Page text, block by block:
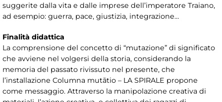
suggerite dalla vita e dalle imprese dell’imperatore Traiano,
ad esempio: guerra, pace, giustizia, integrazione…
Finalità didattica
La comprensione del concetto di “mutazione” di significato
che avviene nel volgersi della storia, considerando la
memoria del passato rivissuto nel presente, che
l’installazione Columna mutãtio – LA SPIRALE propone
come messaggio. Attraverso la manipolazione creativa di